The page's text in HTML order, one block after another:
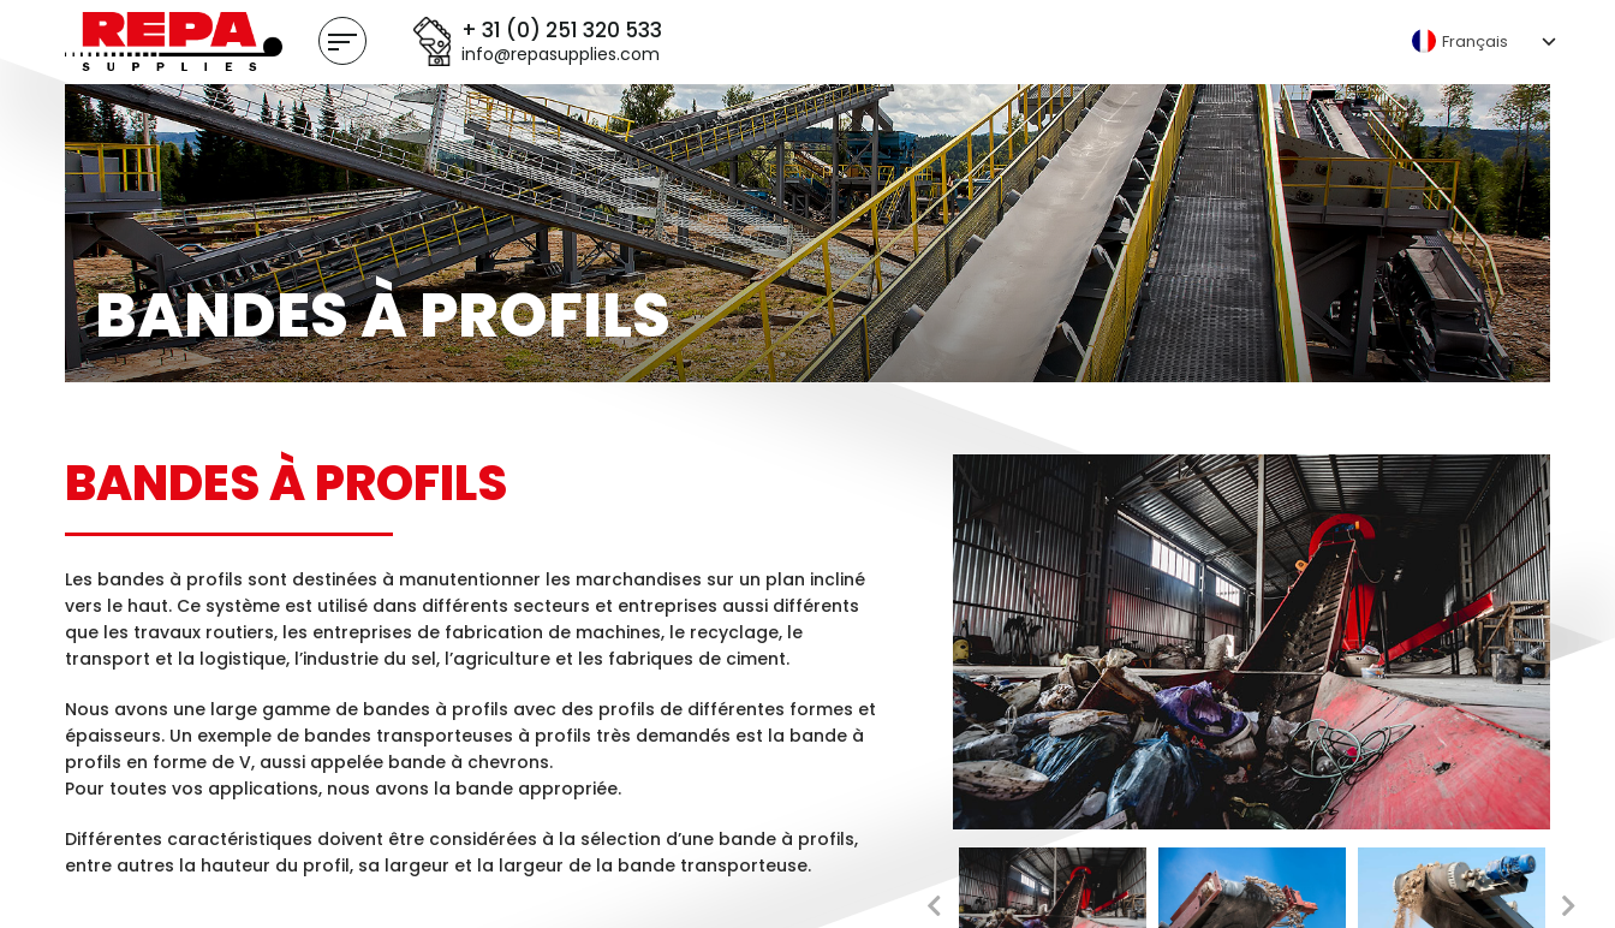
+ 31 (0) 251 320 533
info@repasupplies.com
Français
BANDES À PROFILS
BANDES À PROFILS
Les bandes à profils sont destinées à manutentionner les marchandises sur un plan incliné
vers le haut. Ce système est utilisé dans différents secteurs et entreprises aussi différents
que les travaux routiers, les entreprises de fabrication de machines, le recyclage, le
transport et la logistique, l’industrie du sel, l’agriculture et les fabriques de ciment.
Nous avons une large gamme de bandes à profils avec des profils de différentes formes et
épaisseurs. Un exemple de bandes transporteuses à profils très demandés est la bande à
profils en forme de V, aussi appelée bande à chevrons.
Pour toutes vos applications, nous avons la bande appropriée.
Différentes caractéristiques doivent être considérées à la sélection d’une bande à profils,
entre autres la hauteur du profil, sa largeur et la largeur de la bande transporteuse.